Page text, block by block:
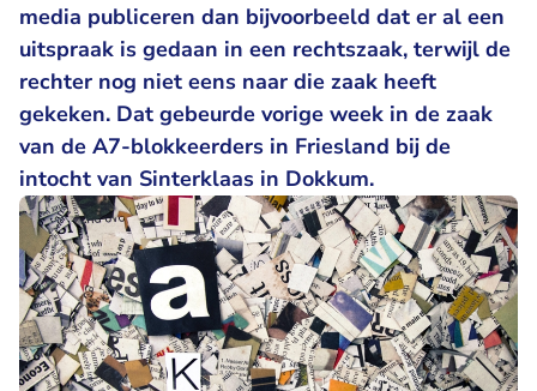
media publiceren dan bijvoorbeeld dat er al een
uitspraak is gedaan in een rechtszaak, terwijl de
rechter nog niet eens naar die zaak heeft
gekeken. Dat gebeurde vorige week in de zaak
van de A7-blokkeerders in Friesland bij de
intocht van Sinterklaas in Dokkum.